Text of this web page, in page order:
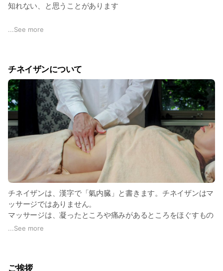
知れない、と思うことがあります
生まれ育ってきた環境で、『人間関係』 ・ 『常識』 ・ 『社会
自分らしくイキイキと暮らしてみたいと思いませんか
チネイザンにはさまざまな効能がありますが、臓器にアプロー
チすることによって人の意識の大部分を占める普段は認識でき
ない潜在意識への扉を開き、ほんの一部の認識できる顕在意識
を広げることができるというのもそのひとつです
そのことが、考え方の選択肢を広げたり、行動パターンに変化
が現れたりすることがあれば、自分らしく生きることへの大き
な前進と言えるでしょう
慢性的にストレスを感じている方、胸の詰まりを感じる方、心
と身体のバランスを失っている方、何かに行き詰まりを感じて
いる方、自身に覇気を感じられない方、新しい挑戦に踏み切れ
ない方・・・
の臓器に、少しでも感謝する時間にするだけでも良いと思いま
...See more
チネイザンについて
チネイザンは、漢字で「氣内臓」と書きます。チネイザンはマ
ッサージではありません。
マッサージは、凝ったところや痛みがあるところをほぐすもの
ですが、凝ったり痛かったりするには理由があるはずです。そ
...See more
ご挨拶